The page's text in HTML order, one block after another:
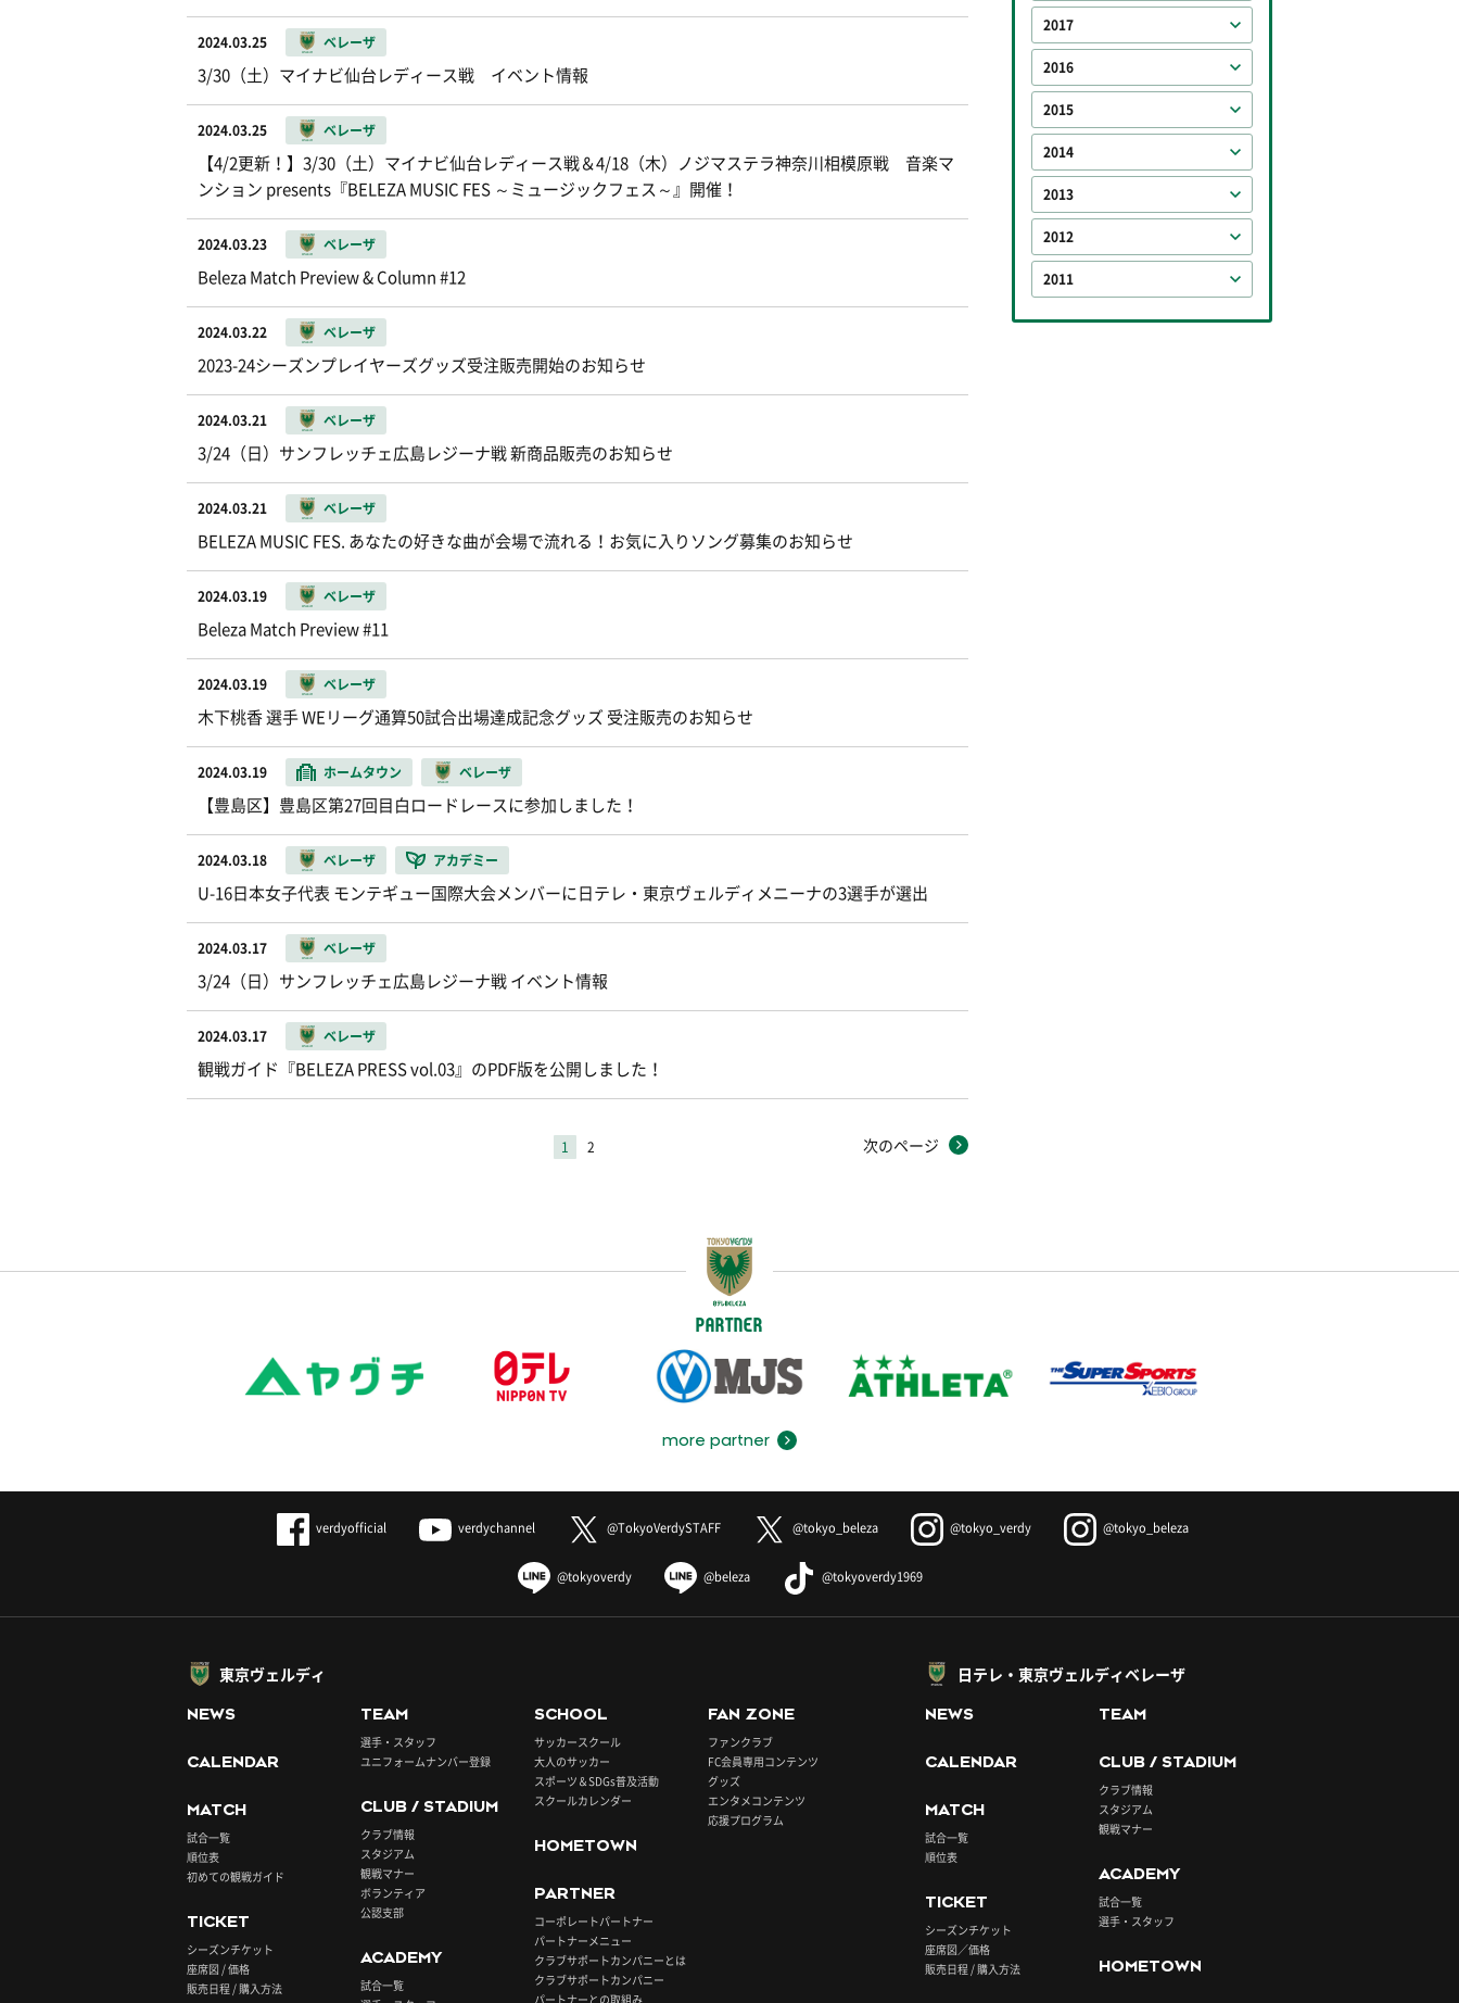
2024.03.25 ベレーザ
3/30（土）マイナビ仙台レディース戦 イベント情報
2024.03.25 ベレーザ
【4/2更新！】3/30（土）マイナビ仙台レディース戦＆4/18（木）ノジマステラ神奈川相模原戦 音楽マ
ンション presents『BELEZA MUSIC FES ～ミュージックフェス～』開催！
2024.03.23 ベレーザ
Beleza Match Preview & Column #12
2024.03.22 ベレーザ
2023-24シーズンプレイヤーズグッズ受注販売開始のお知らせ
2024.03.21 ベレーザ
3/24（日）サンフレッチェ広島レジーナ戦 新商品販売のお知らせ
2024.03.21 ベレーザ
BELEZA MUSIC FES. あなたの好きな曲が会場で流れる！お気に入りソング募集のお知らせ
2024.03.19 ベレーザ
Beleza Match Preview #11
2024.03.19 ベレーザ
木下桃香 選手 WEリーグ通算50試合出場達成記念グッズ 受注販売のお知らせ
2024.03.19 ホームタウン ベレーザ
【豊島区】豊島区第27回目白ロードレースに参加しました！
2024.03.18 ベレーザ アカデミー
U-16日本女子代表 モンテギュー国際大会メンバーに日テレ・東京ヴェルディメニーナの3選手が選出
2024.03.17 ベレーザ
3/24（日）サンフレッチェ広島レジーナ戦 イベント情報
2024.03.17 ベレーザ
観戦ガイド『BELEZA PRESS vol.03』のPDF版を公開しました！
1 2 次のページ
2017
2016
2015
2014
2013
2012
2011
PARTNER
more partner
verdyofficial verdychannel @TokyoVerdySTAFF @tokyo_beleza @tokyo_verdy @tokyo_beleza
@tokyoverdy @beleza @tokyoverdy1969
東京ヴェルディ
NEWS
CALENDAR
MATCH
試合一覧
順位表
初めての観戦ガイド
TICKET
シーズンチケット
座席図 / 価格
販売日程 / 購入方法
TEAM
選手・スタッフ
ユニフォームナンバー登録
CLUB / STADIUM
クラブ情報
スタジアム
観戦マナー
ボランティア
公認支部
ACADEMY
試合一覧
SCHOOL
サッカースクール
大人のサッカー
スポーツ＆SDGs普及活動
スクールカレンダー
HOMETOWN
PARTNER
コーポレートパートナー
パートナーメニュー
クラブサポートカンパニーとは
クラブサポートカンパニー
パートナーとの取組み
FAN ZONE
ファンクラブ
FC会員専用コンテンツ
グッズ
エンタメコンテンツ
応援プログラム
日テレ・東京ヴェルディベレーザ
NEWS
CALENDAR
MATCH
試合一覧
順位表
TICKET
シーズンチケット
座席図／価格
販売日程 / 購入方法
TEAM
CLUB / STADIUM
クラブ情報
スタジアム
観戦マナー
ACADEMY
試合一覧
選手・スタッフ
HOMETOWN